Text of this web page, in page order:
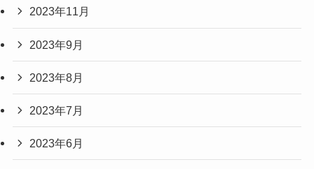
2023年11月
2023年9月
2023年8月
2023年7月
2023年6月